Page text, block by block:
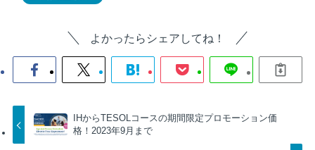
よかったらシェアしてね！
IHからTESOLコースの期間限定プロモーション価
格！2023年9月まで